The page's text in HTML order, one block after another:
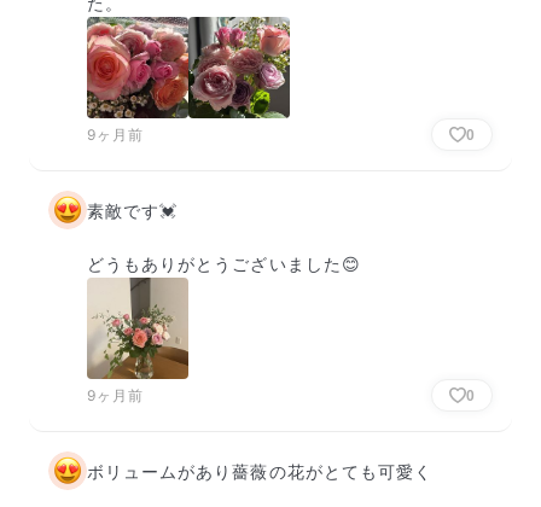
9ヶ月前 0
素敵です💓
どうもありがとうございました😊
9ヶ月前 0
ボリュームがあり薔薇の花がとても可愛く